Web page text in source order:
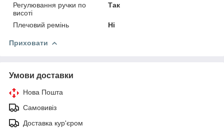
Регулювання ручки по
висоті
Так
Плечовий ремінь Ні
Приховати
Умови доставки
Нова Пошта
Самовивіз
Доставка кур'єром